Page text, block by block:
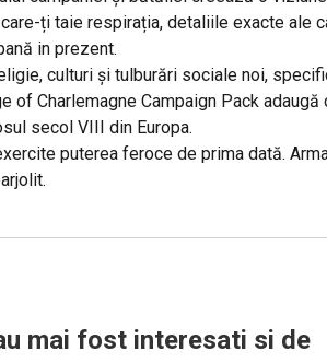
ți taie respirația, detaliile exacte ale
in prezent.
culturi și tulburări sociale noi,
Charlemagne Campaign Pack
secol VIII din Europa.
puterea feroce de prima dată.
mai fost interesati si de